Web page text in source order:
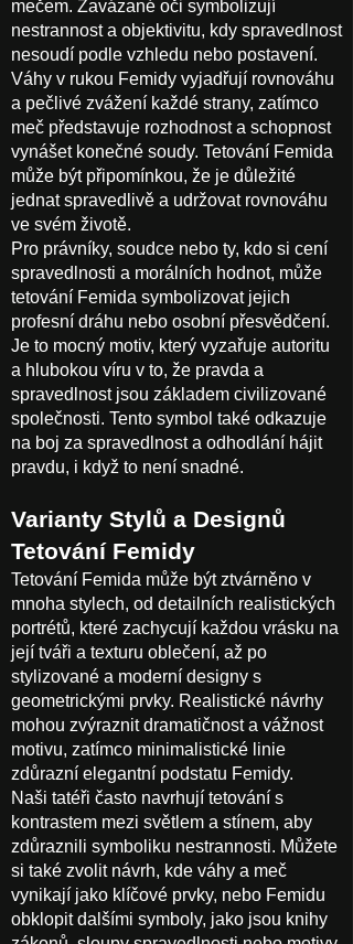
mečem. Zavázané oči symbolizují
nestrannost a objektivitu, kdy spravedlnost
nesoudí podle vzhledu nebo postavení.
Váhy v rukou Femidy vyjadřují rovnováhu
a pečlivé zvážení každé strany, zatímco
meč představuje rozhodnost a schopnost
vynášet konečné soudy. Tetování Femida
může být připomínkou, že je důležité
jednat spravedlivě a udržovat rovnováhu
ve svém životě.
Pro právníky, soudce nebo ty, kdo si cení
spravedlnosti a morálních hodnot, může
tetování Femida symbolizovat jejich
profesní dráhu nebo osobní přesvědčení.
Je to mocný motiv, který vyzařuje autoritu
a hlubokou víru v to, že pravda a
spravedlnost jsou základem civilizované
společnosti. Tento symbol také odkazuje
na boj za spravedlnost a odhodlání hájit
pravdu, i když to není snadné.
Varianty Stylů a Designů
Tetování Femidy
Tetování Femida může být ztvárněno v
mnoha stylech, od detailních realistických
portrétů, které zachycují každou vrásku na
její tváři a texturu oblečení, až po
stylizované a moderní designy s
geometrickými prvky. Realistické návrhy
mohou zvýraznit dramatičnost a vážnost
motivu, zatímco minimalistické linie
zdůrazní elegantní podstatu Femidy.
Naši tatéři často navrhují tetování s
kontrastem mezi světlem a stínem, aby
zdůraznili symboliku nestrannosti. Můžete
si také zvolit návrh, kde váhy a meč
vynikají jako klíčové prvky, nebo Femidu
obklopit dalšími symboly, jako jsou knihy